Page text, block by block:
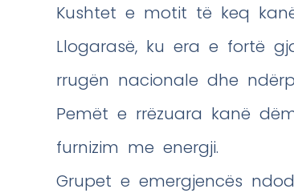
Kushtet e motit të keq
Llogarasë, ku era e fortë
rrugën nacionale dhe
Pemët e rrëzuara kanë
furnizim me energji.
Grupet e emergjencës